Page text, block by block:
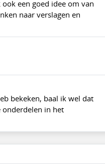
een goed idee om van
naar verslagen en
bekeken, baal ik wel dat
onderdelen in het